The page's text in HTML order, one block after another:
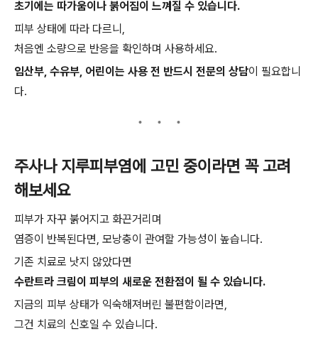
초기에는 따가움이나 붉어짐이 느껴질 수 있습니다.
피부 상태에 따라 다르니,
처음엔 소량으로 반응을 확인하며 사용하세요.
임산부, 수유부, 어린이는 사용 전 반드시 전문의 상담이 필요합니
다.
주사나 지루피부염에 고민 중이라면 꼭 고려
해보세요
피부가 자꾸 붉어지고 화끈거리며
염증이 반복된다면, 모낭충이 관여할 가능성이 높습니다.
기존 치료로 낫지 않았다면
수란트라 크림이 피부의 새로운 전환점이 될 수 있습니다.
지금의 피부 상태가 익숙해져버린 불편함이라면,
그건 치료의 신호일 수 있습니다.